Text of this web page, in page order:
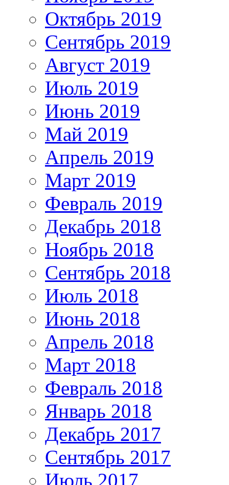
Октябрь 2019
Сентябрь 2019
Август 2019
Июль 2019
Июнь 2019
Май 2019
Апрель 2019
Март 2019
Февраль 2019
Декабрь 2018
Ноябрь 2018
Сентябрь 2018
Июль 2018
Июнь 2018
Апрель 2018
Март 2018
Февраль 2018
Январь 2018
Декабрь 2017
Сентябрь 2017
Июль 2017